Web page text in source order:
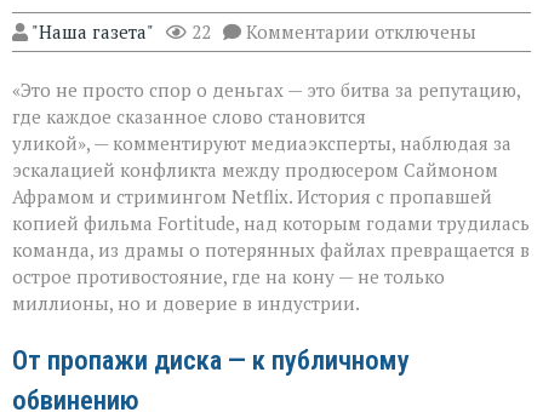
"Наша газета" 22 Комментарии к
записи
слово
больнее
иска:
новый
виток
спора
Netflix
и
продюсера»
отключены
«Это не просто спор о деньгах — это битва за репутацию,
где каждое сказанное слово становится
уликой», — комментируют медиаэксперты, наблюдая за
эскалацией конфликта между продюсером Саймоном
Афрамом и стримингом Netflix. История с пропавшей
копией фильма Fortitude, над которым годами трудилась
команда, из драмы о потерянных файлах превращается в
острое противостояние, где на кону — не только
миллионы, но и доверие в индустрии.
От пропажи диска — к публичному
обвинению